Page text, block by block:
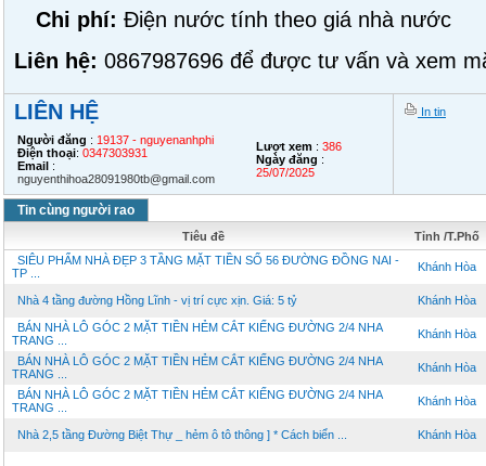
Chi phí: Điện nước tính theo giá nhà nước
Liên hệ: 0867987696 để được tư vấn và xem
LIÊN HỆ
Người đăng : 19137 - nguyenanhphi
Điện thoại: 0347303931
Email :
nguyenthihoa28091980tb@gmail.com
Lượt xem : 386
Ngày đăng :
25/07/2025
In tin
Tin cùng người rao
Tiêu đề
Tỉnh /T.Phố
SIÊU PHẨM NHÀ ĐẸP 3 TẦNG MẶT TIỀN SỐ 56 ĐƯỜNG ĐỒNG NAI -
TP ...
Khánh Hòa
Nhà 4 tầng đường Hồng Lĩnh - vị trí cực xịn. Giá: 5 tỷ Khánh Hòa
BÁN NHÀ LÔ GÓC 2 MẶT TIỀN HẺM CẮT KIẾNG ĐƯỜNG 2/4 NHA
TRANG ...
Khánh Hòa
BÁN NHÀ LÔ GÓC 2 MẶT TIỀN HẺM CẮT KIẾNG ĐƯỜNG 2/4 NHA
TRANG ...
Khánh Hòa
BÁN NHÀ LÔ GÓC 2 MẶT TIỀN HẺM CẮT KIẾNG ĐƯỜNG 2/4 NHA
TRANG ...
Khánh Hòa
Nhà 2,5 tầng Đường Biệt Thự _ hẻm ô tô thông ] * Cách biển ... Khánh Hòa